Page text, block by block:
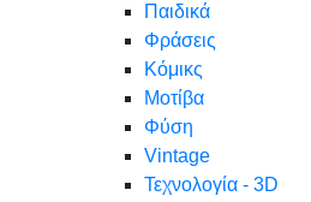
Παιδικά
Φράσεις
Κόμικς
Μοτίβα
Φύση
Vintage
Τεχνολογία - 3D